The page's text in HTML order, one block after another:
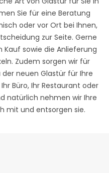
Sie für eine Beratung
oder vor Ort bei Ihnen,
zur Seite. Gerne
Kauf sowie die Anlieferung
Zudem sorgen wir für
neuen Glastür für Ihre
Büro, Ihr Restaurant oder
natürlich nehmen wir Ihre
mit und entsorgen sie.